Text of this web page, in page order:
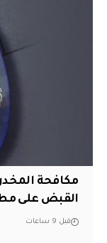
مكافحة
القبض على
قبل 9 ساعات